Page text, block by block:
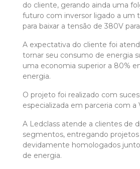
do cliente, gerando ainda uma
futuro com inversor ligado a um
para baixar a tensão de 380V
A expectativa do cliente foi
tornar seu consumo de energia
uma economia superior a 80%
energia.
O projeto foi realizado com
especializada em parceria com a
A Ledclass atende a clientes de
segmentos, entregando
devidamente homologados
de energia.